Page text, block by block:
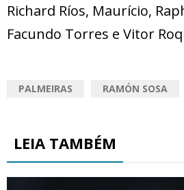
Richard Ríos, Maurício,
Facundo Torres e Vitor
PALMEIRAS RAMÓN SOSA
LEIA TAMBÉM